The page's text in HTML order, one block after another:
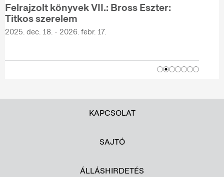
Felrajzolt könyvek VII.: Bross Eszter:
Titkos szerelem
2025. dec. 18. - 2026. febr. 17.
KAPCSOLAT
SAJTÓ
ÁLLÁSHIRDETÉS